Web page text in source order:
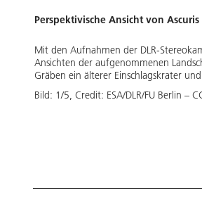
Perspektivische Ansicht von
Mit den Aufnahmen der DLR-
Ansichten der aufgenommenen
Gräben ein älterer Einschlagskrater
Bild: 1/5, Credit: ESA/DLR/FU Berlin –